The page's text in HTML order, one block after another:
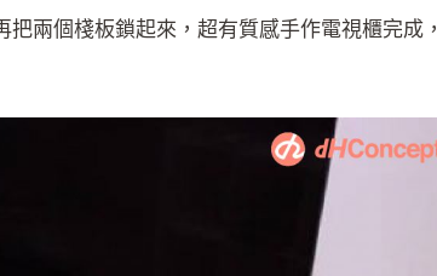
兩個棧板鎖起來，超有質感手作電視櫃完成，